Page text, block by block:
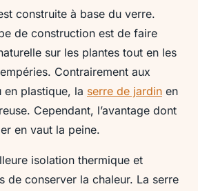
construite à base du verre.
de construction est de faire
sur les plantes tout en les
Contrairement aux
en plastique, la serre de jardin en
Cependant, l’avantage dont
en vaut la peine.
isolation thermique et
de conserver la chaleur. La serre